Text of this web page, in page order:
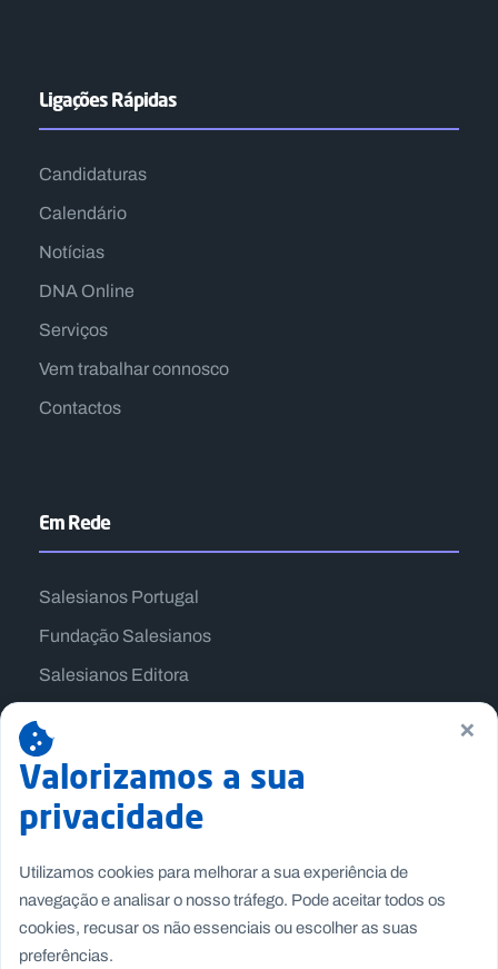
Ligações Rápidas
Candidaturas
Calendário
Notícias
DNA Online
Serviços
Vem trabalhar connosco
Contactos
Em Rede
Salesianos Portugal
Fundação Salesianos
Salesianos Editora
Missão Dom Bosco
Jogos Nacionais Salesianos
×
Valorizamos a sua
privacidade
Utilizamos cookies para melhorar a sua experiência de
navegação e analisar o nosso tráfego. Pode aceitar todos os
cookies, recusar os não essenciais ou escolher as suas
preferências.